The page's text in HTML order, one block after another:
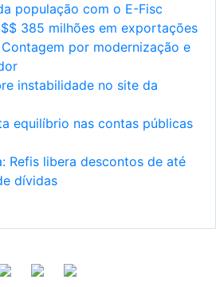
população com o E-Fisc
385 milhões em exportações
por modernização e
instabilidade no site da
equilíbrio nas contas públicas
Refis libera descontos de até
dívidas